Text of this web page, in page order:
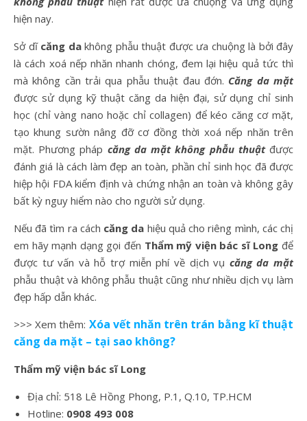
hiện nay.
Sở dĩ căng dakhông phẫu thuật được ưa chuộng là bởi đây
là cách xoá nếp nhăn nhanh chóng, đem lại hiệu quả tức thì
mà không cần trải qua phẫu thuật đau đớn. Căng da mặt
được sử dụng kỹ thuật căng da hiện đại, sử dụng chỉ sinh
học (chỉ vàng nano hoặc chỉ collagen) để kéo căng cơ mặt,
tạo khung sườn nâng đỡ cơ đồng thời xoá nếp nhăn trên
mặt. Phương pháp căng da mặt không phẫu thuậtđược
đánh giá là cách làm đẹp an toàn, phần chỉ sinh học đã được
hiệp hội FDA kiểm định và chứng nhận an toàn và không gây
bất kỳ nguy hiểm nào cho người sử dụng.
Nếu đã tìm ra cách căng da hiệu quả cho riêng mình, các chị
em hãy mạnh dạng gọi đến Thẩm mỹ viện bác sĩ Long để
được tư vấn và hỗ trợ miễn phí về dịch vụ căng da mặt
phẫu thuật và không phẫu thuật cũng như nhiều dịch vụ làm
đẹp hấp dẫn khác.
>>> Xem thêm: Xóa vết nhăn trên trán bằng kĩ thuật
căng da mặt – tại sao không?
Thẩm mỹ viện bác sĩ Long
Địa chỉ: 518 Lê Hồng Phong, P.1, Q.10, TP.HCM
Hotline: 0908 493 008